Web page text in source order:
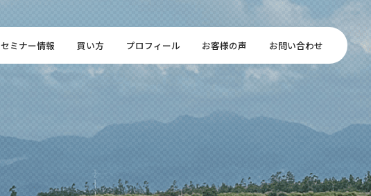
セミナー情報 買い方 プロフィール お客様の声 お問い合わせ